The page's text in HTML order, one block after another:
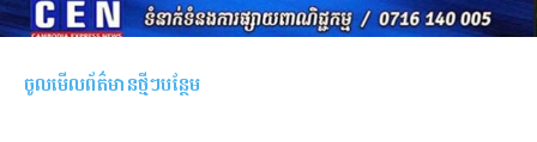
ចូលមើលព័ត៌មានថ្មីៗបន្ថែម